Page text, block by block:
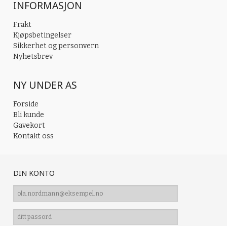
INFORMASJON
Frakt
Kjøpsbetingelser
Sikkerhet og personvern
Nyhetsbrev
NY UNDER AS
Forside
Bli kunde
Gavekort
Kontakt oss
DIN KONTO